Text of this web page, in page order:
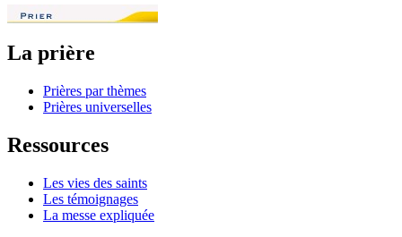
La prière
Prières par thèmes
Prières universelles
Ressources
Les vies des saints
Les témoignages
La messe expliquée